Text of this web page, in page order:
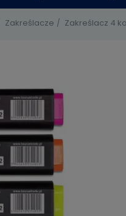
Zakreślacze Zakreślacz 4